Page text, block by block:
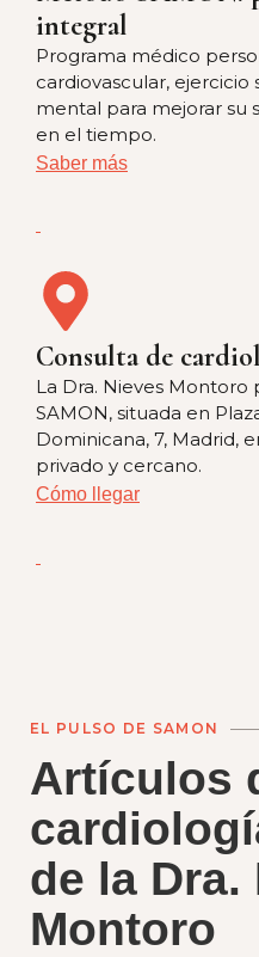
integral
Programa médico
cardiovascular,
mental para mejorar su
en el tiempo.
Saber más
Consulta de
La Dra. Nieves Montoro
SAMON, situada en
Dominicana, 7, Madrid,
privado y cercano.
Cómo llegar
EL PULSO DE SAMON
Artículos
de la Dra.
Montoro